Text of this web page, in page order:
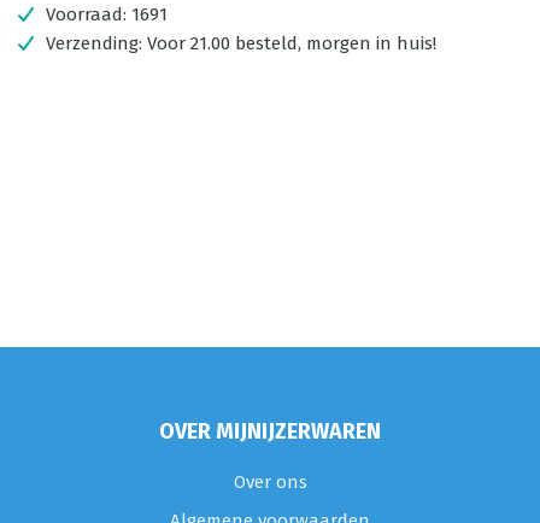
Voorraad: 1691
Verzending: Voor 21.00 besteld, morgen in huis!
OVER MIJNIJZERWAREN
Over ons